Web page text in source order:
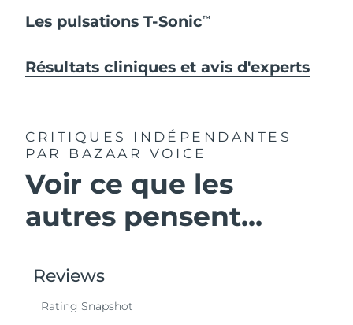
Les pulsations T-SonicTM
Résultats cliniques et avis d'experts
CRITIQUES INDÉPENDANTES
PAR BAZAAR VOICE
Voir ce que les
autres pensent...